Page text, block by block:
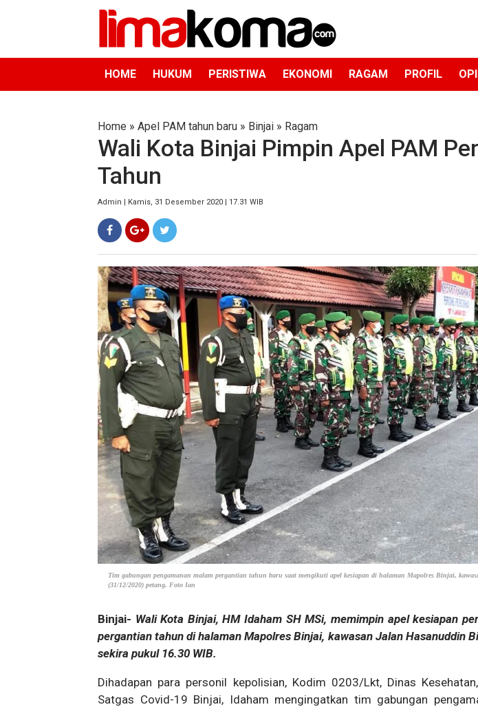
HOME HUKUM PERISTIWA EKONOMI RAGAM PROFIL
Home » Apel PAM tahun baru » Binjai » Ragam
Wali Kota Binjai Pimpin Apel PAM
Tahun
Admin | Kamis, 31 Desember 2020 | 17.31 WIB
Tim gabungan pengamanan malam pergantian tahun baru saat mengikuti apel kesiapan di halaman Mapolres Binjai,
(31/12/2020) petang. Foto Ian
Binjai- Wali Kota Binjai, HM Idaham SH MSi, memimpin apel kesiapan
pergantian tahun di halaman Mapolres Binjai, kawasan Jalan Hasanuddin
sekira pukul 16.30 WIB.
Dihadapan para personil kepolisian, Kodim 0203/Lkt, Dinas
Satgas Covid-19 Binjai, Idaham mengingatkan tim gabungan